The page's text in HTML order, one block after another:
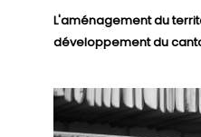
L'aménagement du
développement du